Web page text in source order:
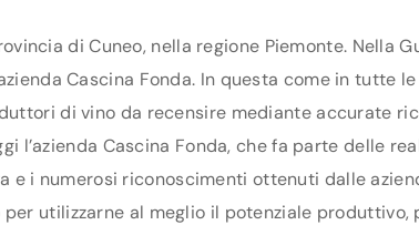
di Cuneo, nella regione Piemonte. Nella
Cascina Fonda. In questa come in tutte
di vino da recensire mediante accurate
l’azienda Cascina Fonda, che fa parte delle
i numerosi riconoscimenti ottenuti dalle
utilizzarne al meglio il potenziale produttivo,